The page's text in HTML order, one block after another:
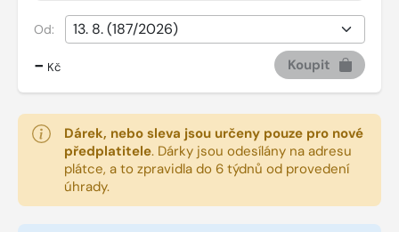
Od:
- Kč Koupit
Dárek, nebo sleva jsou určeny pouze pro nové
předplatitele. Dárky jsou odesílány na adresu
plátce, a to zpravidla do 6 týdnů od provedení
úhrady.